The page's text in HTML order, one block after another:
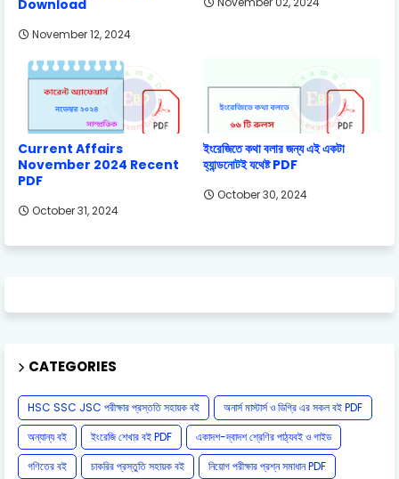
Download
November 12, 2024
Current Affairs
November 2024 Recent
PDF
October 31, 2024
ইংরেজিতে কথা বলার জন্য এই একটা
হ্যান্ডনোটই যথেষ্ট PDF
October 30, 2024
CATEGORIES
HSC SSC JSC পরীক্ষার প্রস্ততি সহায়ক বই
অনার্স মাস্টার্স ও ডিগ্রি এর সকল বই PDF
অন্যান্য বই
ইংরেজি শেখার বই PDF
একাদশ-দ্বাদশ শ্রেণির পাঠ্যবই ও গাইড
গণিতের বই
চাকরির প্রস্তুতি সহায়ক বই
নিয়োগ পরীক্ষার প্রশ্ন সমাধান PDF